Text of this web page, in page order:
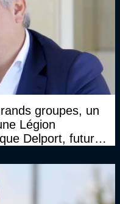
groupes, un
Légion
Delport, futur